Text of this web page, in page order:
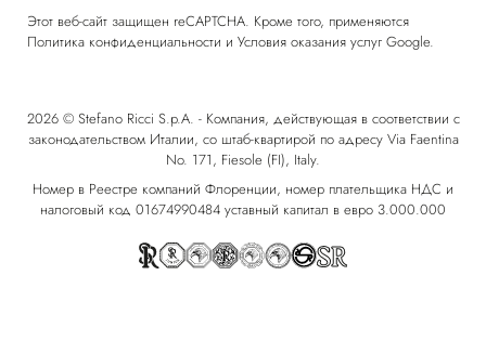
Этот веб-сайт защищен reCAPTCHA. Кроме того, применяются
Политика конфиденциальности и Условия оказания услуг Google.
2026 © Stefano Ricci S.p.A. - Компания, действующая в соответствии с
законодательством Италии, со штаб-квартирой по адресу Via Faentina
No. 171, Fiesole (FI), Italy.
Номер в Реестре компаний Флоренции, номер плательщика НДС и
налоговый код 01674990484 уставный капитал в евро 3.000.000